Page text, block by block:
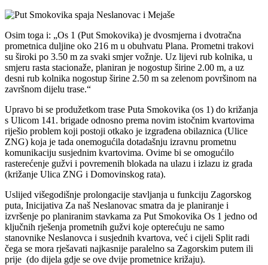
Osim toga i: „Os 1 (Put Smokovika) je dvosmjerna i dvotračna
prometnica duljine oko 216 m u obuhvatu Plana. Prometni trakovi
su široki po 3.50 m za svaki smjer vožnje. Uz lijevi rub kolnika, u
smjeru rasta stacionaže, planiran je nogostup širine 2.00 m, a uz
desni rub kolnika nogostup širine 2.50 m sa zelenom površinom na
završnom dijelu trase.“
Upravo bi se produžetkom trase Puta Smokovika (os 1) do križanja
s Ulicom 141. brigade odnosno prema novim istočnim kvartovima
riješio problem koji postoji otkako je izgrađena obilaznica (Ulice
ZNG) koja je tada onemogućila dotadašnju izravnu prometnu
komunikaciju susjednim kvartovima. Ovime bi se omogućilo
rasterećenje gužvi i povremenih blokada na ulazu i izlazu iz grada
(križanje Ulica ZNG i Domovinskog rata).
Uslijed višegodišnje prolongacije stavljanja u funkciju Zagorskog
puta, Inicijativa Za naš Neslanovac smatra da je planiranje i
izvršenje po planiranim stavkama za Put Smokovika Os 1 jedno od
ključnih rješenja prometnih gužvi koje opterećuju ne samo
stanovnike Neslanovca i susjednih kvartova, već i cijeli Split radi
čega se mora rješavati najkasnije paralelno sa Zagorskim putem ili
prije (do dijela gdje se ove dvije prometnice križaju).